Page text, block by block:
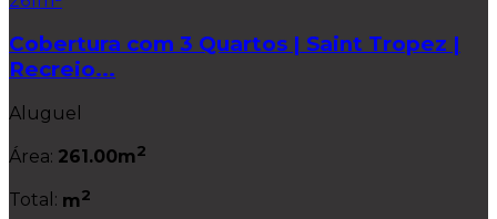
Cobertura com 3 Quartos | Saint Tropez |
Recreio...
Aluguel
Área: 261.00m2
Total: m2